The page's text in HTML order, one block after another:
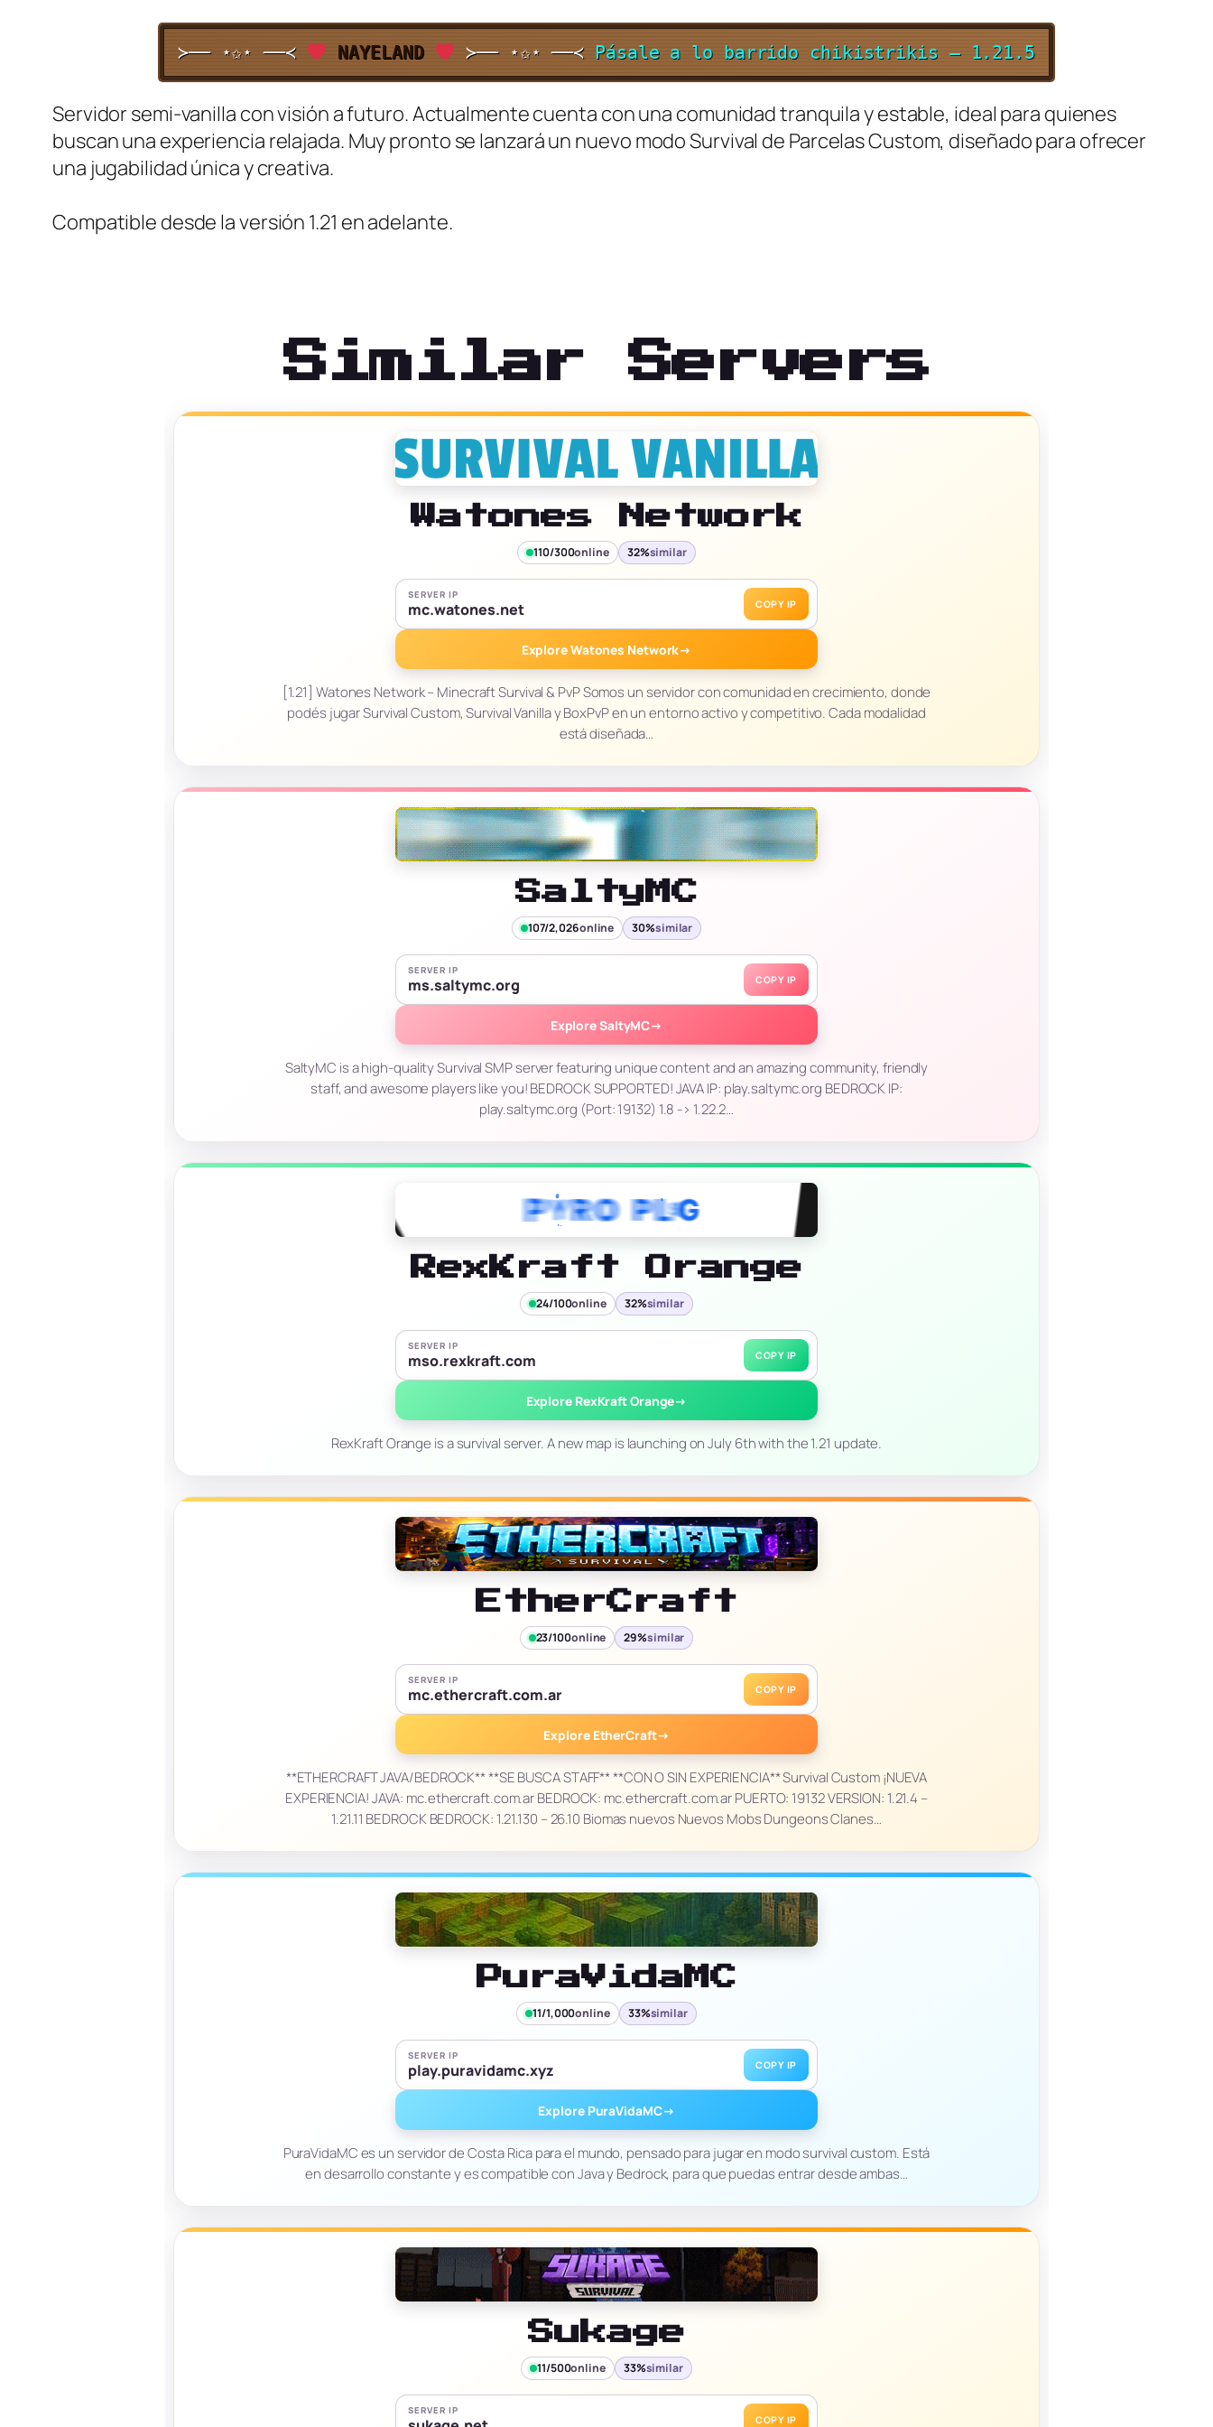
≻── ⋆✩⋆ ──≺ NAYELAND ≻── ⋆✩⋆ ──≺ Pásale a lo barrido chikistrikis – 1.21.5
Servidor semi-vanilla con visión a futuro. Actualmente cuenta con una comunidad tranquila y estable, ideal para quienes
buscan una experiencia relajada. Muy pronto se lanzará un nuevo modo Survival de Parcelas Custom, diseñado para ofrecer
una jugabilidad única y creativa.
Compatible desde la versión 1.21 en adelante.
Similar Servers
Watones Network
110/300online 32%similar
SERVER IP
mc.watones.net COPY IP
Explore Watones Network→
[1.21] Watones Network – Minecraft Survival & PvP Somos un servidor con comunidad en crecimiento, donde
podés jugar Survival Custom, Survival Vanilla y BoxPvP en un entorno activo y competitivo. Cada modalidad
está diseñada…
SaltyMC
107/2,026online 30%similar
SERVER IP
ms.saltymc.org COPY IP
Explore SaltyMC→
SaltyMC is a high-quality Survival SMP server featuring unique content and an amazing community, friendly
staff, and awesome players like you! BEDROCK SUPPORTED! JAVA IP: play.saltymc.org BEDROCK IP:
play.saltymc.org (Port: 19132) 1.8 -> 1.22.2…
RexKraft Orange
24/100online 32%similar
SERVER IP
mso.rexkraft.com COPY IP
Explore RexKraft Orange→
RexKraft Orange is a survival server. A new map is launching on July 6th with the 1.21 update.
EtherCraft
23/100online 29%similar
SERVER IP
mc.ethercraft.com.ar COPY IP
Explore EtherCraft→
**ETHERCRAFT JAVA/BEDROCK** **SE BUSCA STAFF** **CON O SIN EXPERIENCIA** Survival Custom ¡NUEVA
EXPERIENCIA! JAVA: mc.ethercraft.com.ar BEDROCK: mc.ethercraft.com.ar PUERTO: 19132 VERSION: 1.21.4 –
1.21.11 BEDROCK BEDROCK: 1.21.130 – 26.10 Biomas nuevos Nuevos Mobs Dungeons Clanes…
PuraVidaMC
11/1,000online 33%similar
SERVER IP
play.puravidamc.xyz COPY IP
Explore PuraVidaMC→
PuraVidaMC es un servidor de Costa Rica para el mundo, pensado para jugar en modo survival custom. Está
en desarrollo constante y es compatible con Java y Bedrock, para que puedas entrar desde ambas…
Sukage
11/500online 33%similar
SERVER IP
COPY IP